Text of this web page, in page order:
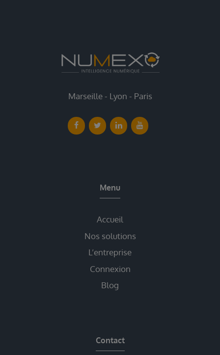
Marseille - Lyon - Paris
Menu
Accueil
Nos solutions
L’entreprise
Connexion
Blog
Contact